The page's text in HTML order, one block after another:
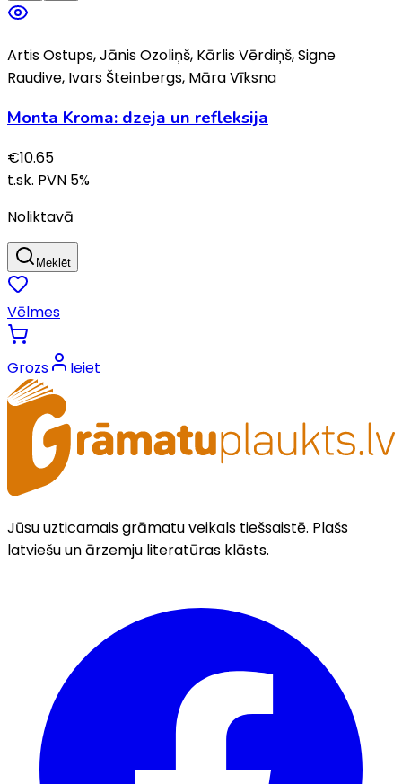
Artis Ostups, Jānis Ozoliņš, Kārlis Vērdiņš, Signe
Raudive, Ivars Šteinbergs, Māra Vīksna
Monta Kroma: dzeja un refleksija
€10.65
t.sk. PVN 5%
Noliktavā
Meklēt
Vēlmes
Grozs Ieiet
Jūsu uzticamais grāmatu veikals tiešsaistē. Plašs
latviešu un ārzemju literatūras klāsts.